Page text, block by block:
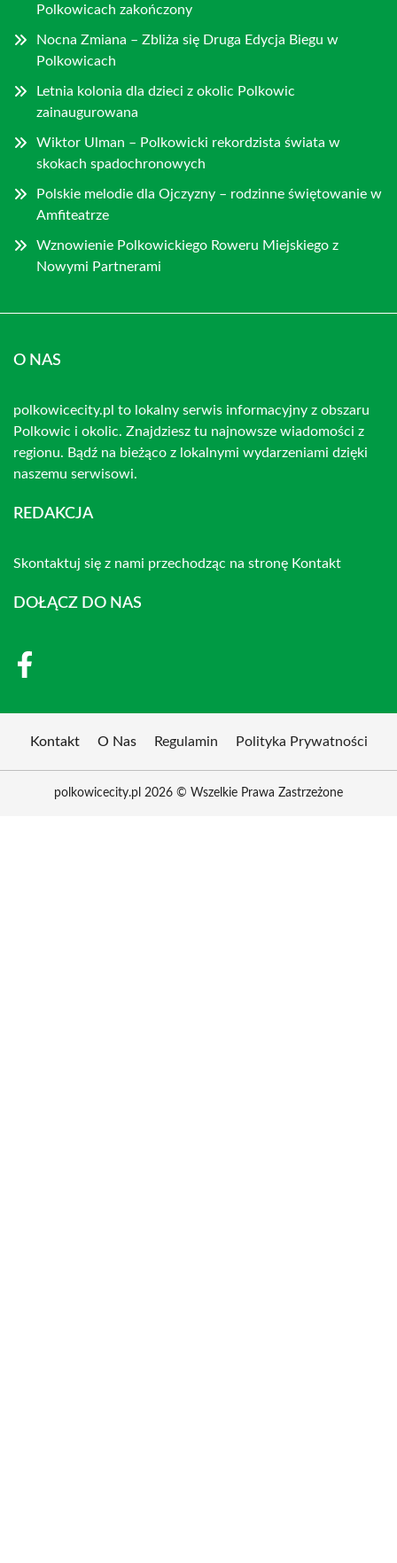
Polkowicach zakończony
Nocna Zmiana – Zbliża się Druga Edycja Biegu w
Polkowicach
Letnia kolonia dla dzieci z okolic Polkowic
zainaugurowana
Wiktor Ulman – Polkowicki rekordzista świata w
skokach spadochronowych
Polskie melodie dla Ojczyzny – rodzinne świętowanie w
Amfiteatrze
Wznowienie Polkowickiego Roweru Miejskiego z
Nowymi Partnerami
O NAS
polkowicecity.pl to lokalny serwis informacyjny z obszaru
Polkowic i okolic. Znajdziesz tu najnowsze wiadomości z
regionu. Bądź na bieżąco z lokalnymi wydarzeniami dzięki
naszemu serwisowi.
REDAKCJA
Skontaktuj się z nami przechodząc na stronę Kontakt
DOŁĄCZ DO NAS
Kontakt O Nas Regulamin Polityka Prywatności
polkowicecity.pl 2026 © Wszelkie Prawa Zastrzeżone